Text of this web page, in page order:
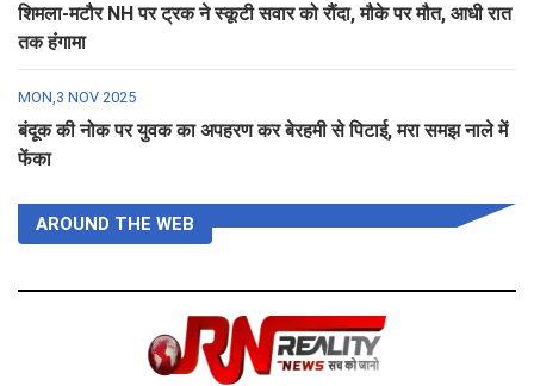
शिमला-मटौर NH पर ट्रक ने स्कूटी सवार को रौंदा, मौके पर मौत, आधी रात
तक हंगामा
MON,3 NOV 2025
बंदूक की नोक पर युवक का अपहरण कर बेरहमी से पिटाई, मरा समझ नाले में
फेंका
AROUND THE WEB